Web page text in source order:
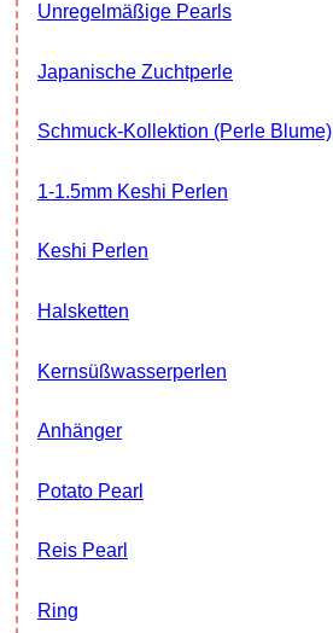
Unregelmäßige Pearls
Japanische Zuchtperle
Schmuck-Kollektion (Perle Blume)
1-1.5mm Keshi Perlen
Keshi Perlen
Halsketten
Kernsüßwasserperlen
Anhänger
Potato Pearl
Reis Pearl
Ring